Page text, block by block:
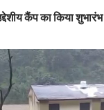
कैंप का किया शुभारंभ